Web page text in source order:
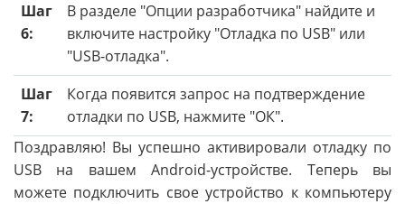
Шаг
6:
В разделе "Опции разработчика" найдите и
включите настройку "Отладка по USB" или
"USB-отладка".
Шаг
7:
Когда появится запрос на подтверждение
отладки по USB, нажмите "ОК".
Поздравляю! Вы успешно активировали отладку по
USB на вашем Android-устройстве. Теперь вы
можете подключить свое устройство к компьютеру